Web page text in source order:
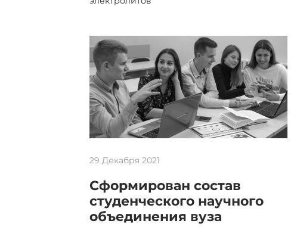
29 Декабря 2021
Сформирован состав
студенческого научного
объединения вуза